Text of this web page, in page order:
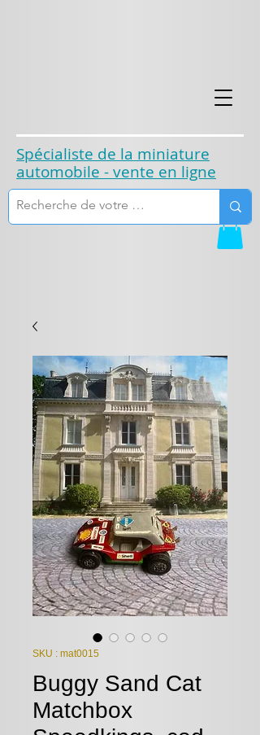
​Spécialiste de la miniature
automobile - vente en ligne
SKU : mat0015
Buggy Sand Cat
Matchbox